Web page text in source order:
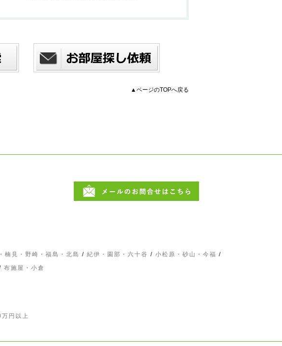
▲ページのTOPへ戻る
楠見・野崎・福島・北島 / 紀伊・園部・六十谷 / 小松原・砂山・今福 /
布施屋・小倉
万円以上